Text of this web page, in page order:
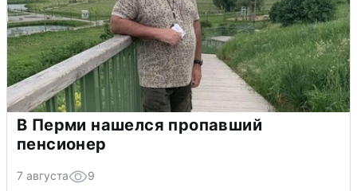
В Перми нашелся пропавший
пенсионер
7 августа 9